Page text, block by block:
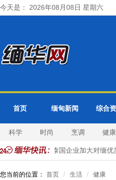
今天是： 2026年08月08日 星期六
首页 缅甸新闻 综合
科学 时尚 烹调 健康
缅甸邀请泰国企业加大对缅优
您当前的位置： 首页 生活 健康